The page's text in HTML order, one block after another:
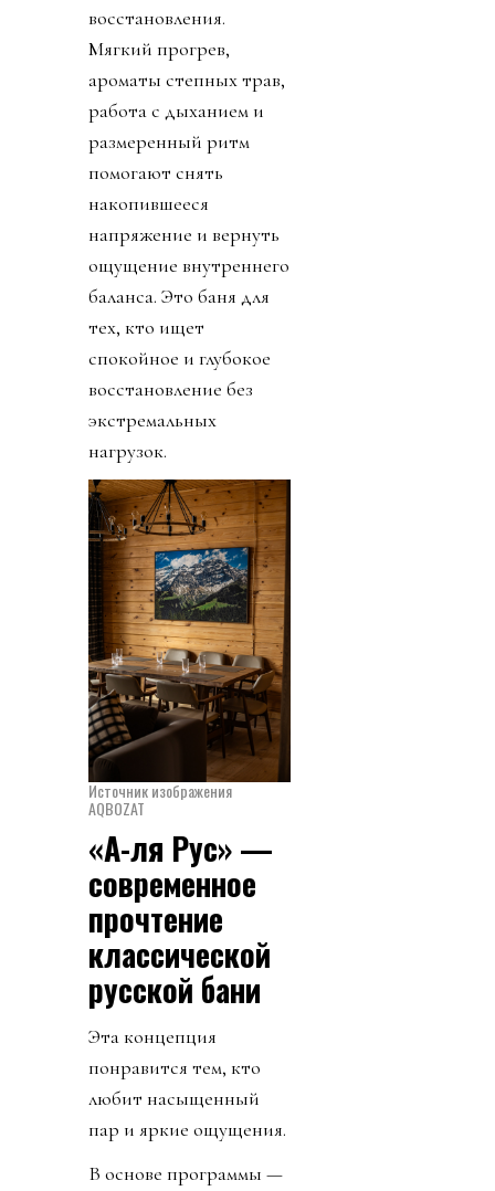
восстановления.
Мягкий прогрев,
ароматы степных трав,
работа с дыханием и
размеренный ритм
помогают снять
накопившееся
напряжение и вернуть
ощущение внутреннего
баланса. Это баня для
тех, кто ищет
спокойное и глубокое
восстановление без
экстремальных
нагрузок.
Источник изображения
AQBOZAT
«А-ля Рус» —
современное
прочтение
классической
русской бани
Эта концепция
понравится тем, кто
любит насыщенный
пар и яркие ощущения.
В основе программы —